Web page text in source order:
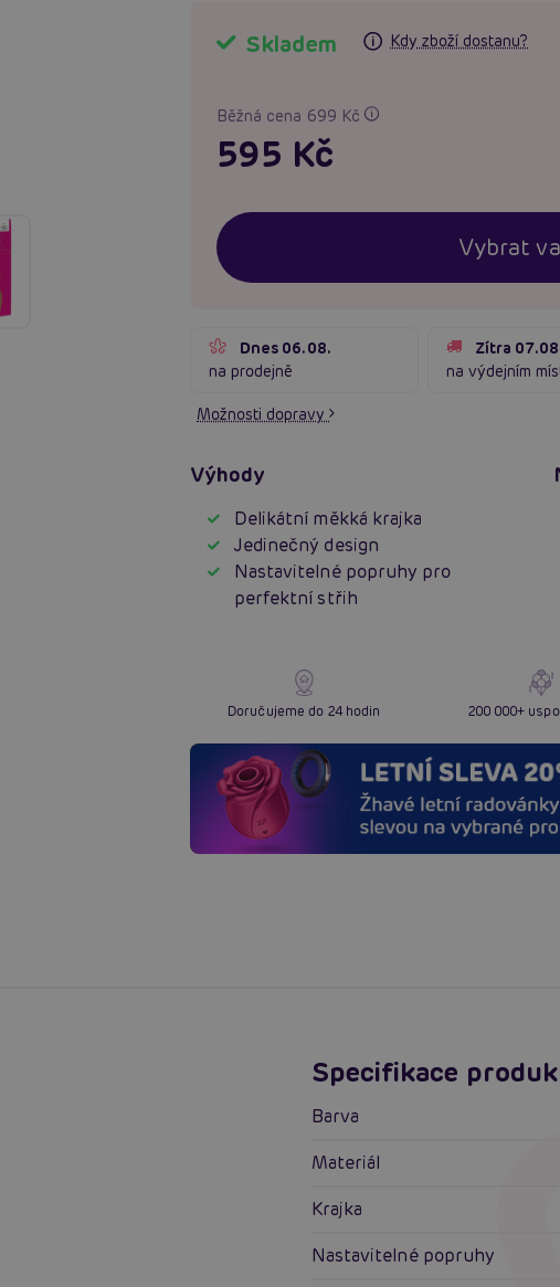
Skladem Kdy zboží dostanu?
Běžná cena 699 Kč
595 Kč
Vybrat
Dnes 06.08.
na prodejně
Zítra
na výdejním
Možnosti dopravy
Výhody
Delikátní měkká krajka
Jedinečný design
Nastavitelné popruhy pro
perfektní střih
Doručujeme do 24 hodin 200 000+
Specifikace
Barva
Materiál
Krajka
Nastavitelné popruhy